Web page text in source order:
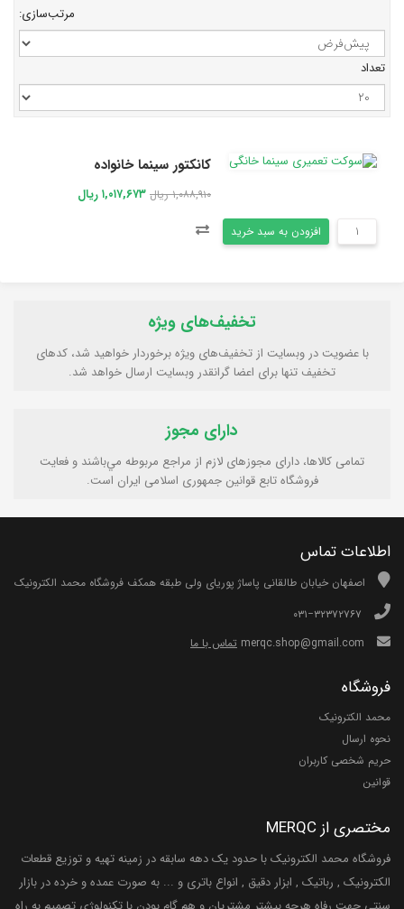
مرتب‌سازی:
تعداد
کانکتور سینما خانواده
۱,۰۸۸,۹۱۰ ریال ۱,۰۱۷,۶۷۳ ریال
افزودن به سبد خرید
تخفیف‌های ویژه
با عضویت در وبسایت از تخفیف‌های ویژه برخوردار خواهید شد، کدهای
تخفیف تنها برای اعضا گرانقدر وبسایت ارسال خواهد شد.
دارای مجوز
تمامی كالاها، دارای مجوزهای لازم از مراجع مربوطه مي‌باشند و فعایت
فروشگاه تابع قوانين جمهوری اسلامی ايران است.
اطلاعات تماس
اصفهان خیابان طالقانی پاساژ پوریای ولی طبقه همکف فروشگاه محمد الکترونیک
تماس با ما
فروشگاه
محمد الکترونیک
نحوه ارسال
حریم شخصی کاربران
قوانین
مختصری از MERQC
فروشگاه محمد الکترونیک با حدود یک دهه سابقه در زمینه تهیه و توزیع قطعات
الکترونیک , رباتیک , ابزار دقیق , انواع باتری و ... به صورت عمده و خرده در بازار